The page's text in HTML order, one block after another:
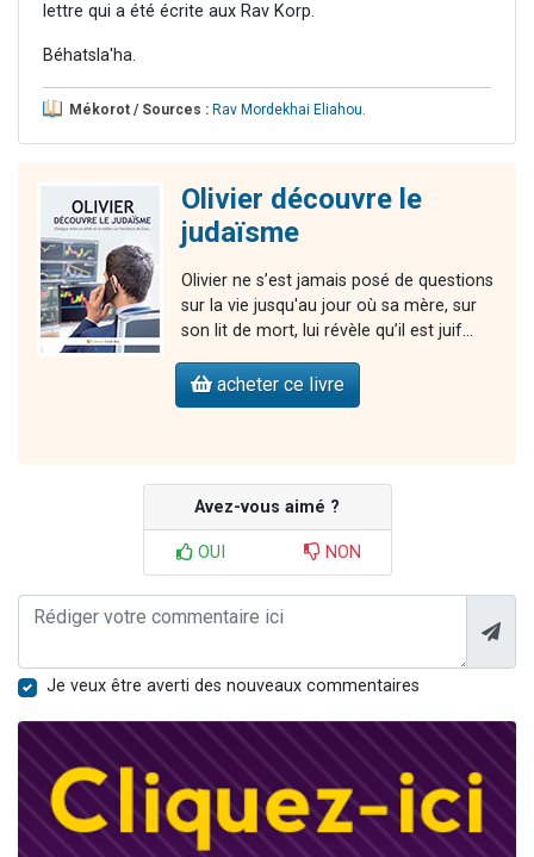
lettre qui a été écrite aux Rav Korp.
Béhatsla'ha.
Mékorot / Sources : Rav Mordekhai Eliahou.
Olivier découvre le
judaïsme
Olivier ne s’est jamais posé de questions
sur la vie jusqu'au jour où sa mère, sur
son lit de mort, lui révèle qu’il est juif...
acheter ce livre
Avez-vous aimé ?
OUI NON
Je veux être averti des nouveaux commentaires